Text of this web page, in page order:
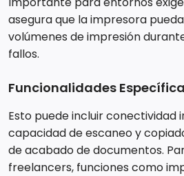
asegura que la impresora
volúmenes de impresión
fallos.
Funcionalidades
Esto puede incluir conectividad
capacidad de escaneo y
de acabado de documentos.
freelancers, funciones como